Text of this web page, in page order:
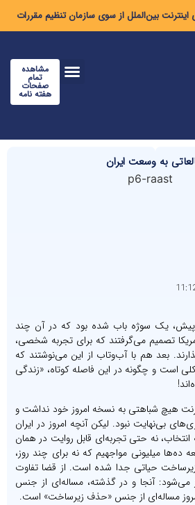
مشاهده
تمام
صفحات
هفته نامه
به وسعت ایران
یک سوژه باب شده بود که در آن چند
آمریکا تصمیم می‌گرفتند که برای تجربه شخصی،
بعد هم با آب‌وتاب از این می‌نوشتند که
است و چگونه در این فاصله کوتاه، «زندگی
هیچ شباهتی به نسخه امروز خود نداشت و
بی‌نهایت نبود. لیکن آنچه امروز در ایران
انتخاب، نه حتی تجربه‌ای قابل روایت در همان
ده‌ها میلیونی مواجهیم که نه برای چند روز،
از یک زیرساخت حیاتی جدا شده است. از قضا تفاوت
می‌شود: آنجا و در گذشته، مساله‌ای از جنس
مساله‌ای از جنس «حذف زیرساخت» است.